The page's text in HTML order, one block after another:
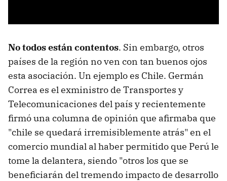
No todos están contentos. Sin embargo, otros
países de la región no ven con tan buenos ojos
esta asociación. Un ejemplo es Chile. Germán
Correa es el exministro de Transportes y
Telecomunicaciones del país y recientemente
firmó una columna de opinión que afirmaba que
"chile se quedará irremisiblemente atrás" en el
comercio mundial al haber permitido que Perú le
tome la delantera, siendo "otros los que se
beneficiarán del tremendo impacto de desarrollo